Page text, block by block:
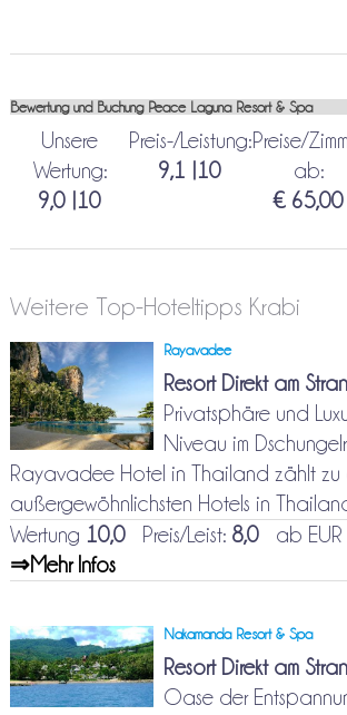
Bewertung und Buchung Peace Laguna Resort & Spa
Unsere
Wertung:
9,0 |10
Preis-/Leistung:
9,1 |10
Preise/
ab:
€ 65,00
Weitere Top-Hoteltipps Krabi
Rayavadee
Resort Direkt am
Privatsphäre und
Niveau im
Rayavadee Hotel in Thailand zählt zu
außergewöhnlichsten Hotels in
Wertung 10,0Preis/Leist: 8,0ab EUR
⇒Mehr Infos
Nakamanda Resort & Spa
Resort Direkt am
Oase der